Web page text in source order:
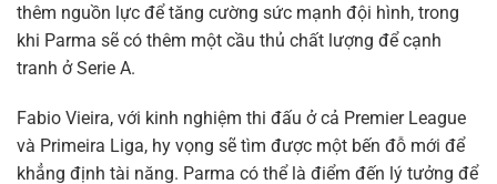
thêm nguồn lực để tăng cường sức mạnh đội hình, trong
khi Parma sẽ có thêm một cầu thủ chất lượng để cạnh
tranh ở Serie A.
Fabio Vieira, với kinh nghiệm thi đấu ở cả Premier League
và Primeira Liga, hy vọng sẽ tìm được một bến đỗ mới để
khẳng định tài năng. Parma có thể là điểm đến lý tưởng để